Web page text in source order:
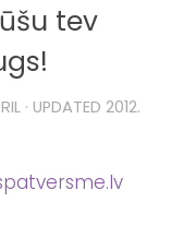
tev
· UPDATED 2012.